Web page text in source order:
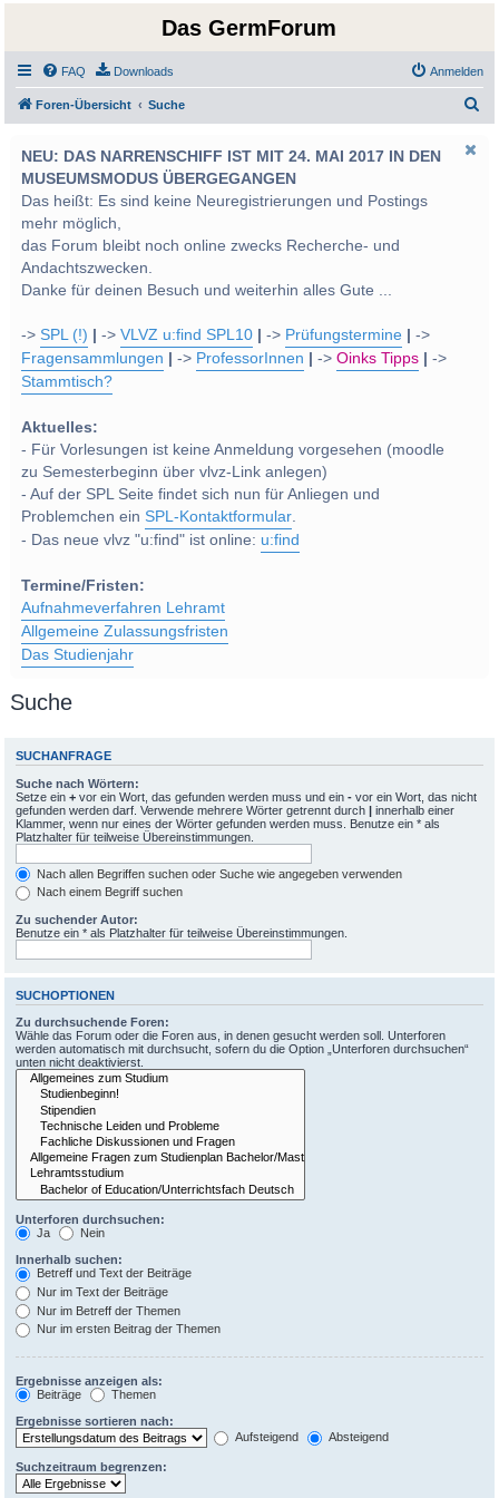
Das GermForum
FAQ Downloads Anmelden
Foren-Übersicht Suche
NEU: DAS NARRENSCHIFF IST MIT 24. MAI 2017 IN DEN
MUSEUMSMODUS ÜBERGEGANGEN
Das heißt: Es sind keine Neuregistrierungen und Postings
mehr möglich,
das Forum bleibt noch online zwecks Recherche- und
Andachtszwecken.
Danke für deinen Besuch und weiterhin alles Gute ...
->SPL (!) ->VLVZ u:find SPL10 -> Prüfungstermine
->
Fragensammlungen
-> ProfessorInnen ->Oinks Tipps
->
Stammtisch?
Aktuelles:
- Für Vorlesungen ist keine Anmeldung vorgesehen (moodle
zu Semesterbeginn über vlvz-Link anlegen)
- Auf der SPL Seite findet sich nun für Anliegen und
Problemchen einSPL-Kontaktformular.
- Das neue vlvz "u:find" ist online: u:find
Termine/Fristen:
Aufnahmeverfahren Lehramt
Allgemeine Zulassungsfristen
Das Studienjahr
Suche
SUCHANFRAGE
Suche nach Wörtern:
Setze ein+ vor ein Wort, das gefunden werden muss und ein- vor ein Wort, das nicht
gefunden werden darf. Verwende mehrere Wörter getrennt durch| innerhalb einer
Klammer, wenn nur eines der Wörter gefunden werden muss. Benutze ein * als
Platzhalter für teilweise Übereinstimmungen.
Nach allen Begriffen suchen oder Suche wie angegeben verwenden
Nach einem Begriff suchen
Zu suchender Autor:
Benutze ein * als Platzhalter für teilweise Übereinstimmungen.
SUCHOPTIONEN
Zu durchsuchende Foren:
Wähle das Forum oder die Foren aus, in denen gesucht werden soll. Unterforen
werden automatisch mit durchsucht, sofern du die Option „Unterforen durchsuchen“
unten nicht deaktivierst.
Unterforen durchsuchen:
Ja
Nein
Innerhalb suchen:
Betreff und Text der Beiträge
Nur im Text der Beiträge
Nur im Betreff der Themen
Nur im ersten Beitrag der Themen
Ergebnisse anzeigen als:
Beiträge
Themen
Ergebnisse sortieren nach:
Aufsteigend
Absteigend
Suchzeitraum begrenzen: